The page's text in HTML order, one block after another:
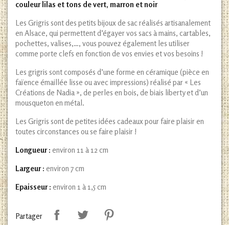
couleur lilas et tons de vert, marron et noir
Les Grigris sont des petits bijoux de sac réalisés artisanalement
en Alsace, qui permettent d’égayer vos sacs à mains, cartables,
pochettes, valises,…, vous pouvez également les utiliser
comme porte clefs en fonction de vos envies et vos besoins !
Les grigris sont composés d’une forme en céramique (pièce en
faïence émaillée lisse ou avec impressions) réalisé par « Les
Créations de Nadia », de perles en bois, de biais liberty et d’un
mousqueton en métal.
Les Grigris sont de petites idées cadeaux pour faire plaisir en
toutes circonstances ou se faire plaisir !
Longueur : environ 11 à 12 cm
Largeur : environ 7 cm
Epaisseur : environ 1 à 1,5 cm
Partager